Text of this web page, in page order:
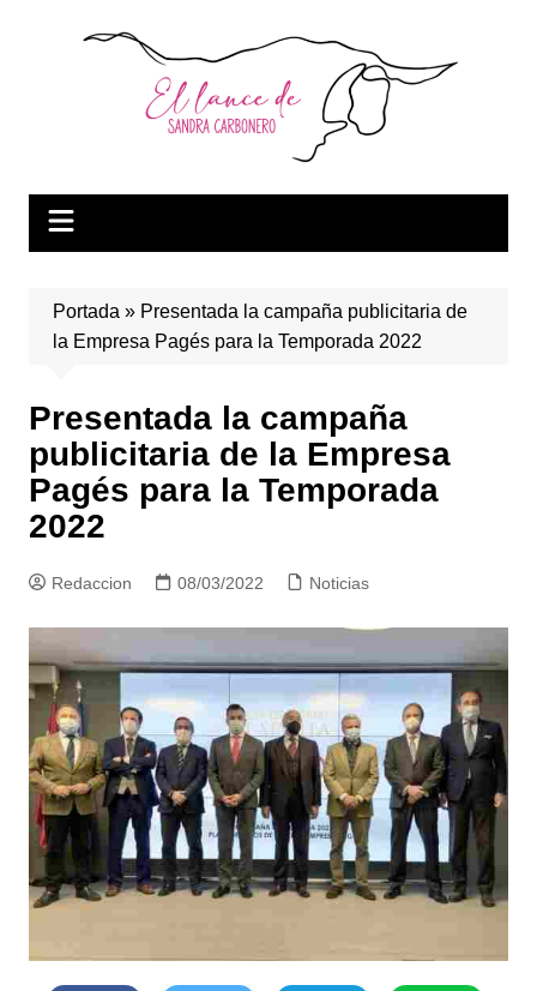
Portada » Presentada la campaña publicitaria de
la Empresa Pagés para la Temporada 2022
Presentada la campaña
publicitaria de la Empresa
Pagés para la Temporada
2022
Redaccion 08/03/2022 Noticias